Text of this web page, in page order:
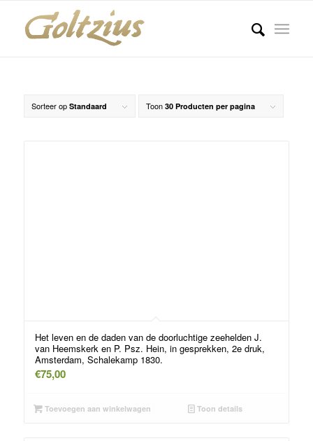
Sorteer op Standaard Toon 30 Producten per pagina
Het leven en de daden van de doorluchtige zeehelden J.
van Heemskerk en P. Psz. Hein, in gesprekken, 2e druk,
Amsterdam, Schalekamp 1830.
€75,00
Toevoegen aan winkelwagen Toon details